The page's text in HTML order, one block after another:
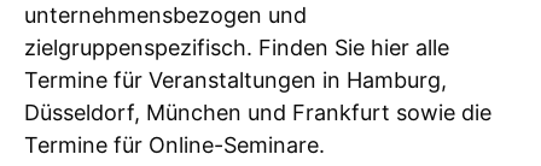
unternehmensbezogen und
zielgruppenspezifisch. Finden Sie hier alle
Termine für Veranstaltungen in Hamburg,
Düsseldorf, München und Frankfurt sowie die
Termine für Online-Seminare.